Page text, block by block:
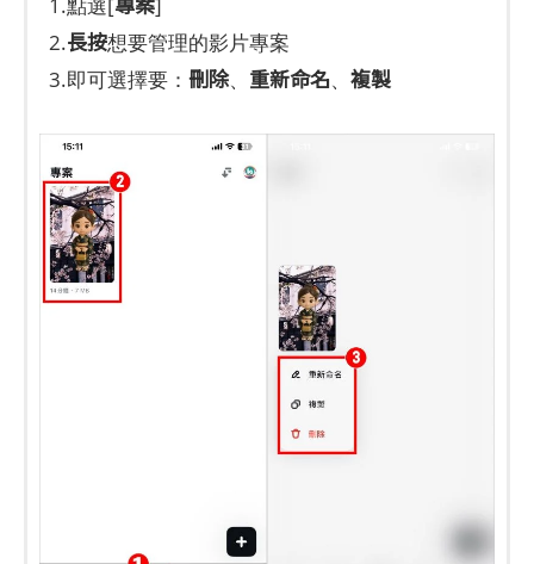
1.點選[
]
2.長按想要管理的影片專案
3.即可選擇要： 刪除、 重新命名、 複製